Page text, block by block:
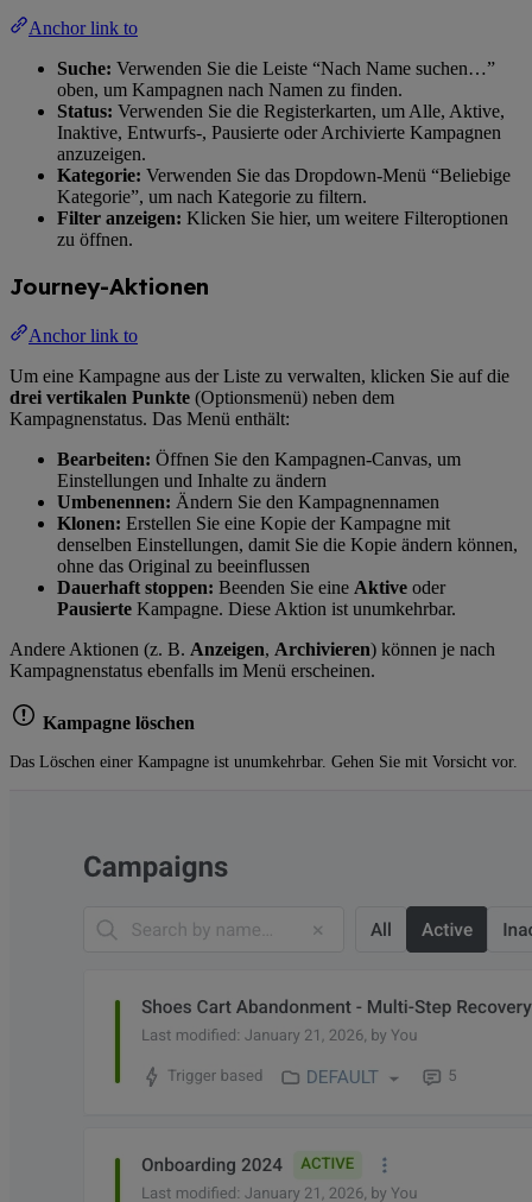
Anchor link to
Suche: Verwenden Sie die Leiste “Nach Name suchen…”
oben, um Kampagnen nach Namen zu finden.
Status: Verwenden Sie die Registerkarten, um Alle, Aktive,
Inaktive, Entwurfs-, Pausierte oder Archivierte Kampagnen
anzuzeigen.
Kategorie: Verwenden Sie das Dropdown-Menü “Beliebige
Kategorie”, um nach Kategorie zu filtern.
Filter anzeigen: Klicken Sie hier, um weitere Filteroptionen
zu öffnen.
Journey-Aktionen
Anchor link to
Um eine Kampagne aus der Liste zu verwalten, klicken Sie auf die
drei vertikalen Punkte (Optionsmenü) neben dem
Kampagnenstatus. Das Menü enthält:
Bearbeiten: Öffnen Sie den Kampagnen-Canvas, um
Einstellungen und Inhalte zu ändern
Umbenennen: Ändern Sie den Kampagnennamen
Klonen: Erstellen Sie eine Kopie der Kampagne mit
denselben Einstellungen, damit Sie die Kopie ändern können,
ohne das Original zu beeinflussen
Dauerhaft stoppen: Beenden Sie eine Aktive oder
Pausierte Kampagne. Diese Aktion ist unumkehrbar.
Andere Aktionen (z. B. Anzeigen, Archivieren) können je nach
Kampagnenstatus ebenfalls im Menü erscheinen.
Kampagne löschen
Das Löschen einer Kampagne ist unumkehrbar. Gehen Sie mit Vorsicht vor.